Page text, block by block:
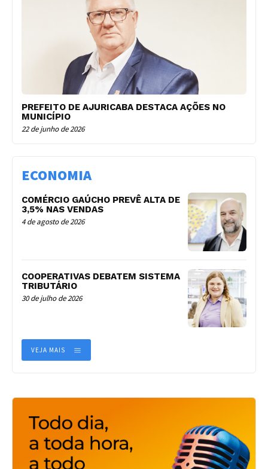
PREFEITO DE AJURICABA DESTACA AÇÕES NO
MUNICÍPIO
22 de junho de 2026
ECONOMIA
COMÉRCIO GAÚCHO PREVÊ ALTA DE
3,5% NAS VENDAS
4 de agosto de 2026
COOPERATIVAS DEBATEM SISTEMA
TRIBUTÁRIO
30 de julho de 2026
VEJA MAIS